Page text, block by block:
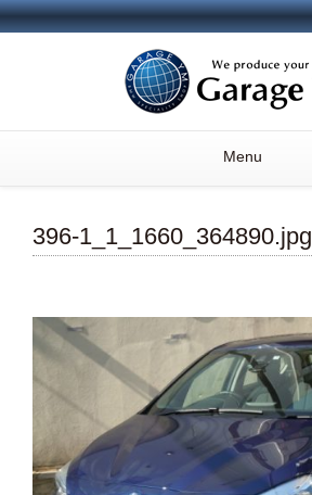
Menu
396-1_1_1660_364890.jpg